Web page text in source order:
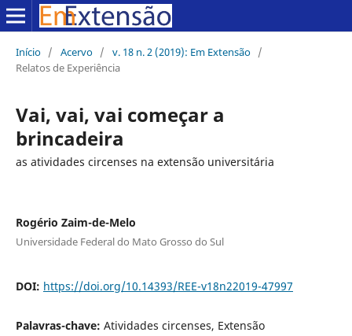
Início / Acervo / v. 18 n. 2 (2019): Em Extensão /
Relatos de Experiência
Vai, vai, vai começar a
brincadeira
as atividades circenses na extensão universitária
Rogério Zaim-de-Melo
Universidade Federal do Mato Grosso do Sul
DOI: https://doi.org/10.14393/REE-v18n22019-47997
Palavras-chave: Atividades circenses, Extensão